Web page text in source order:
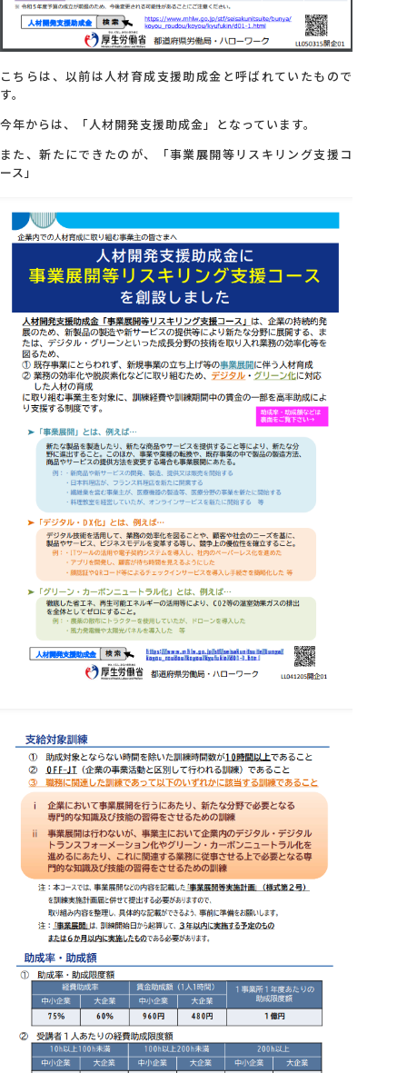
こちらは、以前は人材育成支援助成金と呼ばれていたもので
す。
今年からは、「人材開発支援助成金」となっています。
また、新たにできたのが、「事業展開等リスキリング支援コ
ース」